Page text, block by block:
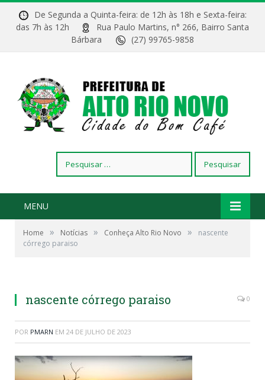
De Segunda a Quinta-feira: de 12h às 18h e Sexta-feira:
das 7h às 12h
Rua Paulo Martins, n° 266, Bairro Santa
Bárbara
(27) 99765-9858
por:
MENU
Home » Notícias » Conheça Alto Rio Novo »
nascente
córrego paraiso
nascente córrego paraiso 0
POR PMARN EM 24 DE JULHO DE 2023